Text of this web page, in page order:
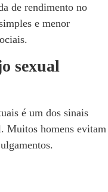
de rendimento no
e menor
sexual
é um dos sinais
Muitos homens evitam